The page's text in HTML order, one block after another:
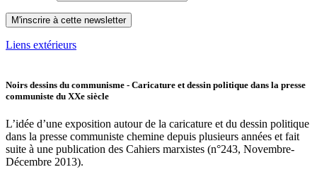
Liens extérieurs
Noirs dessins du communisme - Caricature et dessin politique dans la presse
communiste du XXe siècle
L’idée d’une exposition autour de la caricature et du dessin politique
dans la presse communiste chemine depuis plusieurs années et fait
suite à une publication des Cahiers marxistes (n°243, Novembre-
Décembre 2013).